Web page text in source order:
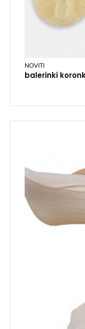
NOVITI
balerinki